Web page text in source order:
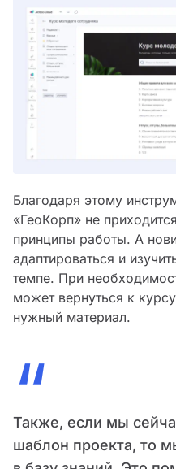
Благодаря этому
«ГеоКорп» не
принципы работы. А
адаптироваться и
темпе. При
может вернуться к
нужный материал.
“
Также, если мы
шаблон проекта, то